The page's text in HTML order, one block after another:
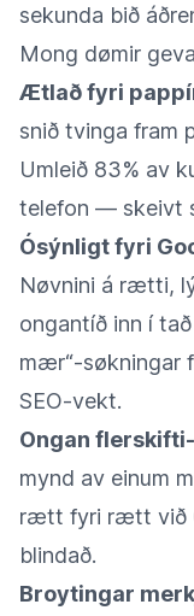
sekunda bið
Mong dømir
Ætlað fyri
snið tvinga fram
Umleið 83% av
telefon — skeivt
Ósýnligt fyri
Nøvnini á rætti,
ongantíð inn í
mær“-søkningar
SEO-vekt.
Ongan
mynd av einum
rætt fyri rætt við
blindað.
Broytingar